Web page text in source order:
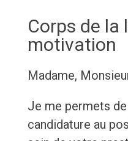
Corps de la
motivation
Madame,
Je me permets
candidature au